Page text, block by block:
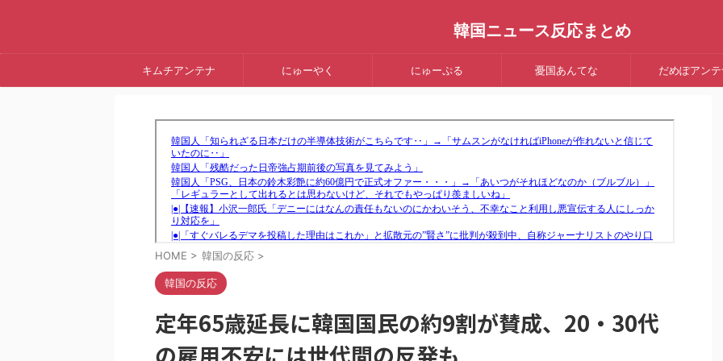
韓国ニュース反応まとめ
キムチアンテナ にゅーやく にゅーぷる 憂国あんてな だめぽアンテ
HOME > 韓国の反応 >
韓国の反応
定年65歳延長に韓国国民の約9割が賛成、20・30代